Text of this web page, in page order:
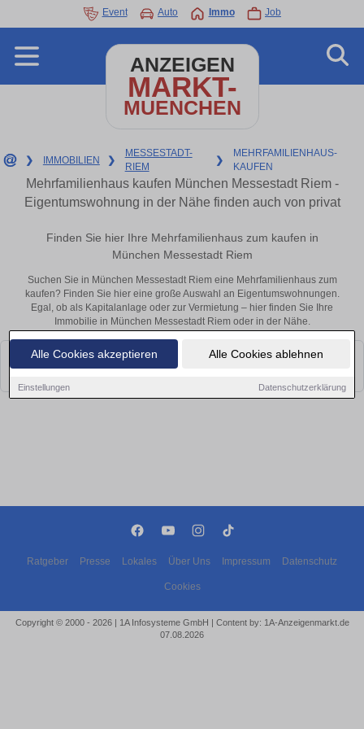
Alle Cookies akzeptieren Alle Cookies ablehnen
Einstellungen Datenschutzerklärung
Event Auto Immo Job
ANZEIGEN
MARKT-
MUENCHEN
❯ IMMOBILIEN ❯
MESSESTADT-
RIEM
❯
MEHRFAMILIENHAUS-
KAUFEN
Mehrfamilienhaus kaufen München Messestadt Riem -
Eigentumswohnung in der Nähe finden auch von privat
Finden Sie hier Ihre Mehrfamilienhaus zum kaufen in
München Messestadt Riem
Suchen Sie in München Messestadt Riem eine Mehrfamilienhaus zum
kaufen? Finden Sie hier eine große Auswahl an Eigentumswohnungen.
Egal, ob als Kapitalanlage oder zur Vermietung – hier finden Sie Ihre
Immobilie in München Messestadt Riem oder in der Nähe.
Leider konnten wir derzeit keine passenden Objekte finden. Schauen Sie
Ratgeber Presse Lokales Über Uns Impressum Datenschutz
Cookies
Copyright © 2000 - 2026 | 1A Infosysteme GmbH | Content by: 1A-Anzeigenmarkt.de
07.08.2026